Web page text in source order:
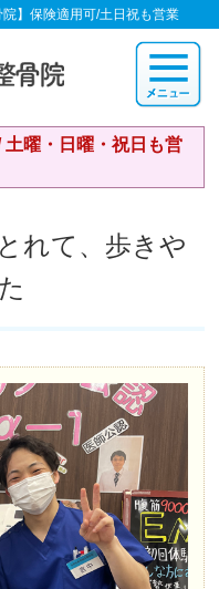
】保険適用可/土日祝も営業
曜・日曜・祝日も営
れて、歩きや